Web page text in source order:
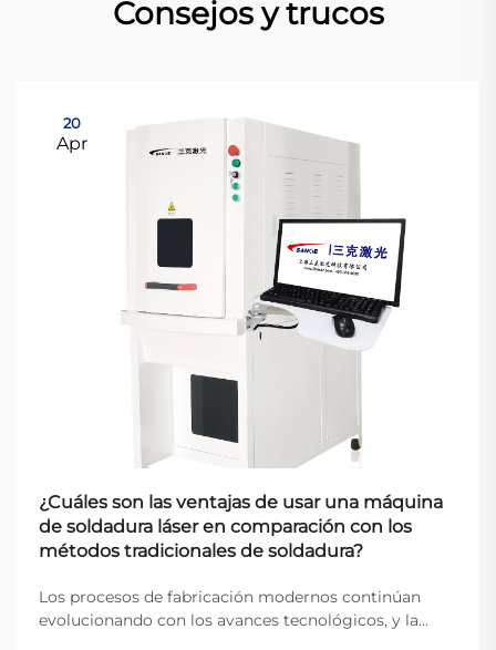
Consejos y trucos
20
Apr
¿Cuáles son las ventajas de usar una máquina
de soldadura láser en comparación con los
métodos tradicionales de soldadura?
Los procesos de fabricación modernos continúan
evolucionando con los avances tecnológicos, y la